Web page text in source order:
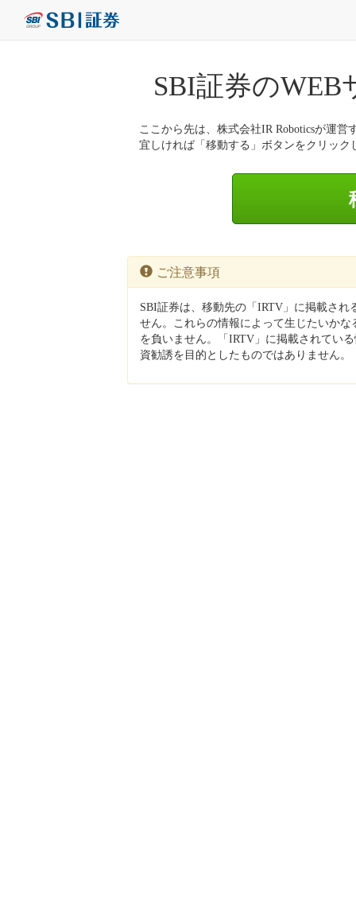
SBI証券の
ここから先は、株式会社IR Roboticsが運営
宜しければ「移動する」ボタンをクリック
ご注意事項
SBI証券は、移動先の「IRTV」に掲載さ
せん。これらの情報によって生じたいか
を負いません。「IRTV」に掲載されてい
資勧誘を目的としたものではありません。